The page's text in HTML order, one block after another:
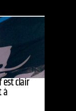
est clair
à